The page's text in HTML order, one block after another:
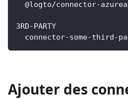
@logto/connector-
3RD-PARTY
connector-some-third-
Ajouter des